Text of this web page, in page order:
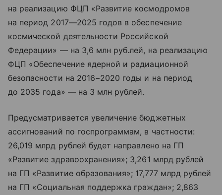
на реализацию ФЦП «Развитие космодромов
на период 2017—2025 годов в обеспечение
космической деятельности Российской
Федерации» — на 3,6 млн руб.лей, на реализацию
ФЦП «Обеспечение ядерной и радиационной
безопасности на 2016−2020 годы и на период
до 2035 года» — на 3 млн рублей.
Предусматривается увеличение бюджетных
ассигнований по госпрограммам, в частности:
26,019 млрд рублей будет направлено на ГП
«Развитие здравоохранения»; 3,261 млрд рублей
на ГП «Развитие образования»; 17,777 млрд рублей
на ГП «Социальная поддержка граждан»; 2,863